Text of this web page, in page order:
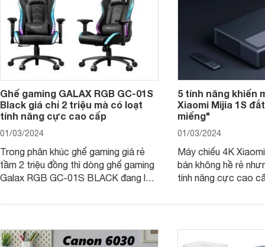
Ghế gaming GALAX RGB GC-01S
Black giá chỉ 2 triệu mà có loạt
tính năng cực cao cấp
01/03/2024
Trong phân khúc ghế gaming giá rẻ
tầm 2 triệu đồng thì dòng ghế gaming
Galax RGB GC-01S BLACK đang là
5 tính năng khiến
Xiaomi Mijia 1S
miếng"
01/03/2024
Máy chiếu 4K
bán không hề rẻ
tính năng cực cao